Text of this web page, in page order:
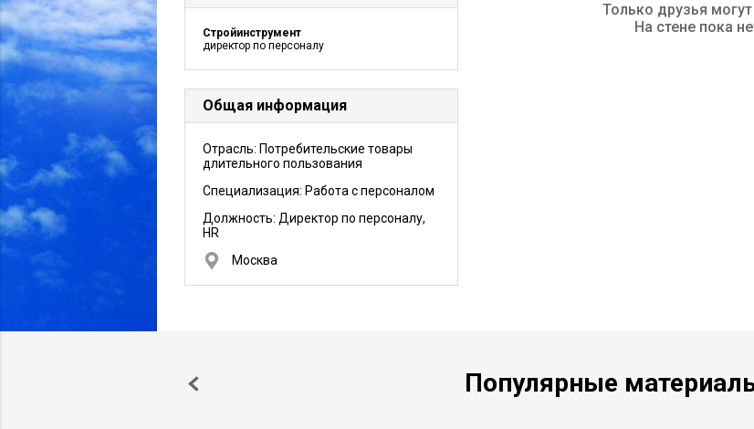
Стройинструмент
директор по персоналу
Общая информация
Отрасль: Потребительские товары
длительного пользования
Специализация: Работа с персоналом
Должность: Директор по персоналу,
HR
Москва
Только друзья
На стене пока
Популярные